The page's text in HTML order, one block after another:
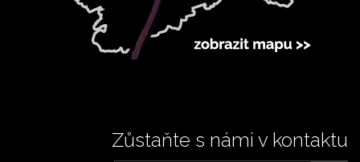
Zůstaňte s námi v kontaktu